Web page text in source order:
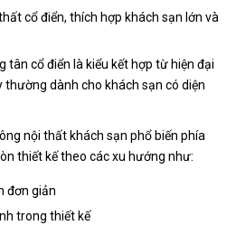
cổ điển, thích hợp khách sạn lớn và
tân cổ điển là kiểu kết hợp từ hiện đại
thường dành cho khách sạn có diện
nội thất khách sạn phổ biến phía
thiết kế theo các xu hướng như:
đơn giản
trong thiết kế